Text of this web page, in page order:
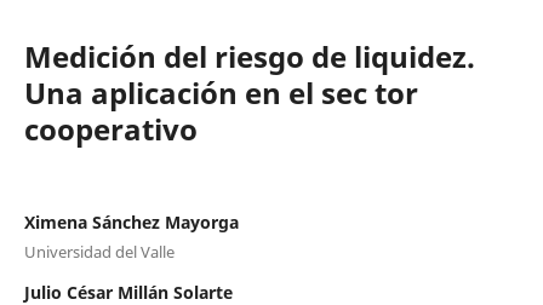
Medición del riesgo de liquidez.
Una aplicación en el sec tor
cooperativo
Ximena Sánchez Mayorga
Universidad del Valle
Julio César Millán Solarte